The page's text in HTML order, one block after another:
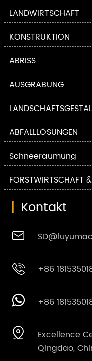
LANDWIRTSCHAFT
KONSTRUKTION
ABRISS
AUSGRABUNG
ABFALLLÖSUNGEN
Schneeräumung
FORSTWIRTSCHAFT
| Kontakt

 +86
 +86

Excellence
Qingdao,